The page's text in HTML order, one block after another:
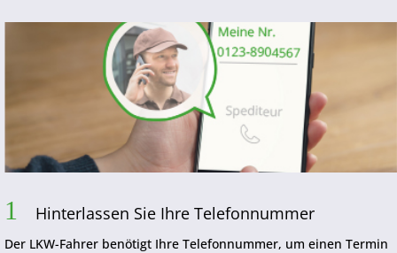
1 Hinterlassen Sie Ihre Telefonnummer
Der LKW-Fahrer benötigt Ihre Telefonnummer, um einen Termin